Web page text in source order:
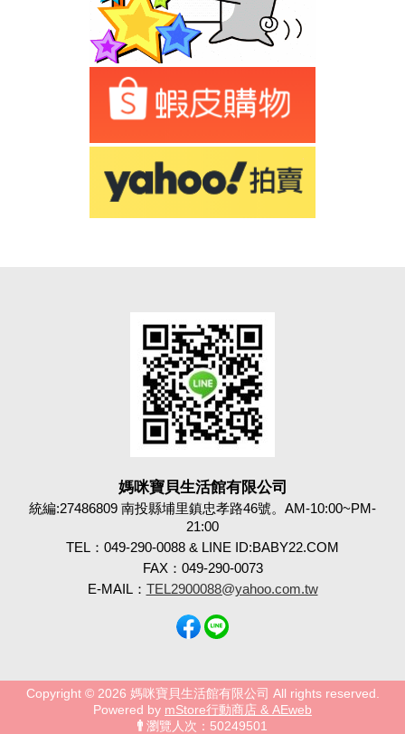
媽咪寶貝生活館有限公司
統編:27486809 南投縣埔里鎮忠孝路46號。AM-10:00~PM-
21:00
TEL：049-290-0088 & LINE ID:BABY22.COM
FAX：049-290-0073
E-MAIL： TEL2900088@yahoo.com.tw
Copyright © 2026 媽咪寶貝生活館有限公司 All rights reserved.
Powered by mStore行動商店 & AEweb
瀏覽人次：50249501